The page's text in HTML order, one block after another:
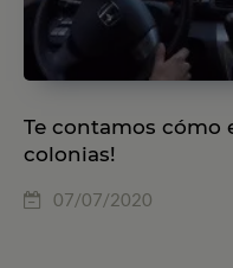
Te contamos cómo
colonias!
07/07/2020